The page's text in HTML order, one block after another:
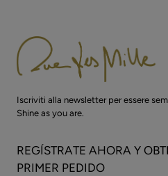
Iscriviti alla newsletter per essere
Shine as you are.
REGÍSTRATE AHORA Y
PRIMER PEDIDO